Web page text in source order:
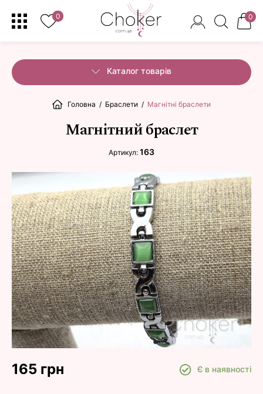
0 0
Каталог товарів
Головна / Браслети / Магнітні браслети
Магнітний браслет
Артикул: 163
165 грн Є в наявності